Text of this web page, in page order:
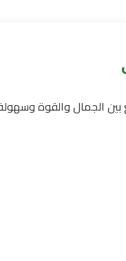
الجمال والقوة وسهولة